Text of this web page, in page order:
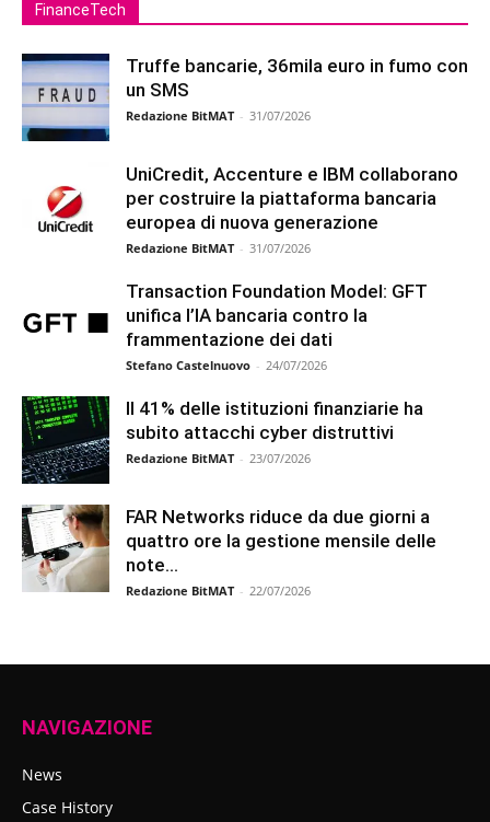
FinanceTech
Truffe bancarie, 36mila euro in fumo con
un SMS
Redazione BitMAT - 31/07/2026
UniCredit, Accenture e IBM collaborano
per costruire la piattaforma bancaria
europea di nuova generazione
Redazione BitMAT - 31/07/2026
Transaction Foundation Model: GFT
unifica l’IA bancaria contro la
frammentazione dei dati
Stefano Castelnuovo - 24/07/2026
Il 41% delle istituzioni finanziarie ha
subito attacchi cyber distruttivi
Redazione BitMAT - 23/07/2026
FAR Networks riduce da due giorni a
quattro ore la gestione mensile delle
note...
Redazione BitMAT - 22/07/2026
NAVIGAZIONE
News
Case History